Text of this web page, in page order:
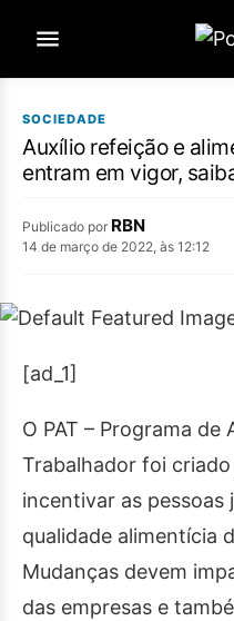
SOCIEDADE
Auxílio refeição e
entram em vigor,
Publicado por RBN
14 de março de 2022, às 12:12
[ad_1]
O PAT – Programa de
Trabalhador foi
incentivar as pessoas
qualidade alimentícia
Mudanças devem
das empresas e